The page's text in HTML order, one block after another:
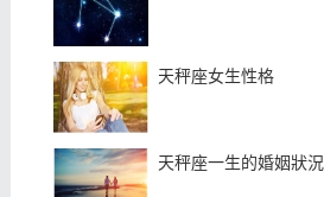
天秤座女生性格
天秤座一生的婚姻狀況